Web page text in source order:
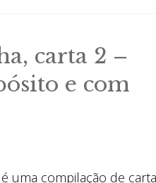
carta 2 –
e com
é uma compilação de